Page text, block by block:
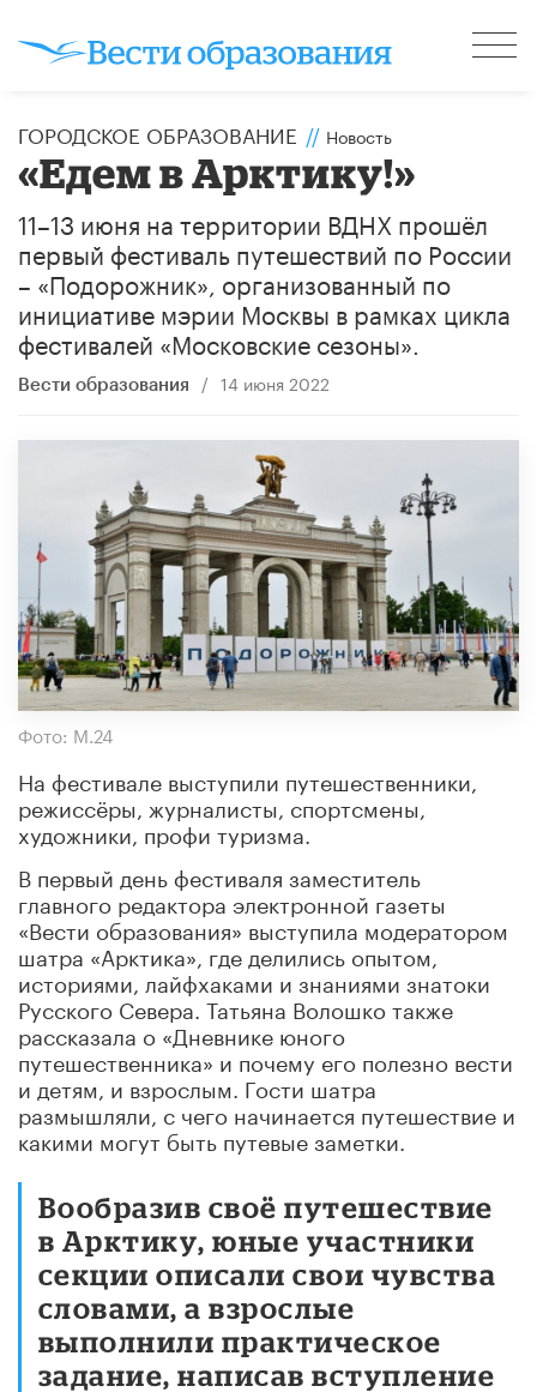
ГОРОДСКОЕ ОБРАЗОВАНИЕ // Новость
«Едем в Арктику!»
11–13 июня на территории ВДНХ прошёл
первый фестиваль путешествий по России
– «Подорожник», организованный по
инициативе мэрии Москвы в рамках цикла
фестивалей «Московские сезоны».
Вести образования / 14 июня 2022
Фото: М.24
На фестивале выступили путешественники,
режиссёры, журналисты, спортсмены,
художники, профи туризма.
В первый день фестиваля заместитель
главного редактора электронной газеты
«Вести образования» выступила модератором
шатра «Арктика», где делились опытом,
историями, лайфхаками и знаниями знатоки
Русского Севера. Татьяна Волошко также
рассказала о «Дневнике юного
путешественника» и почему его полезно вести
и детям, и взрослым. Гости шатра
размышляли, с чего начинается путешествие и
какими могут быть путевые заметки.
Вообразив своё путешествие
в Арктику, юные участники
секции описали свои чувства
словами, а взрослые
выполнили практическое
задание, написав вступление